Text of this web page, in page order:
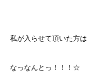
私が入らせて頂いた方は
なっなんとっ！！！☆